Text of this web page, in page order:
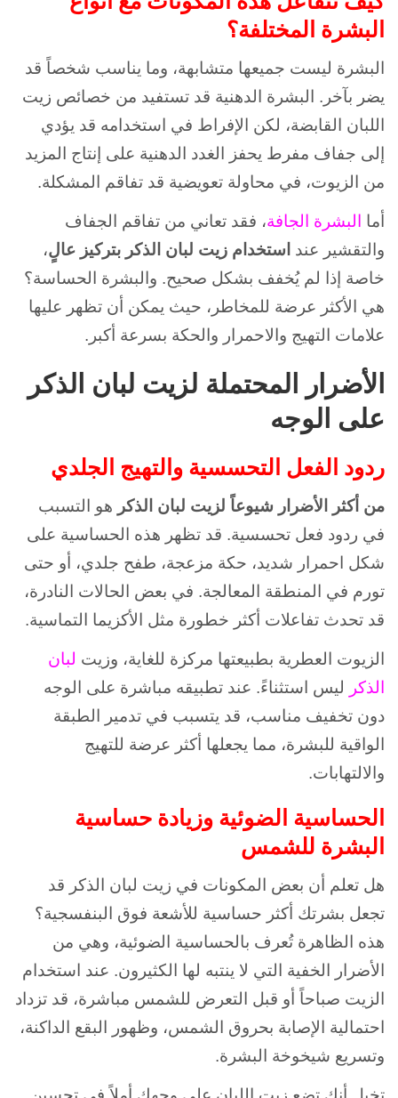
البشرة المختلفة؟
البشرة ليست جميعها متشابهة، وما يناسب شخصاً قد
يضر بآخر. البشرة الدهنية قد تستفيد من خصائص زيت
اللبان القابضة، لكن الإفراط في استخدامه قد يؤدي
إلى جفاف مفرط يحفز الغدد الدهنية على إنتاج المزيد
من الزيوت، في محاولة تعويضية قد تفاقم المشكلة.
أما البشرة الجافة، فقد تعاني من تفاقم الجفاف
والتقشير عند استخدام زيت لبان الذكر بتركيز عالٍ،
خاصة إذا لم يُخفف بشكل صحيح. والبشرة الحساسة؟
هي الأكثر عرضة للمخاطر، حيث يمكن أن تظهر عليها
علامات التهيج والاحمرار والحكة بسرعة أكبر.
الأضرار المحتملة لزيت لبان الذكر
على الوجه
ردود الفعل التحسسية والتهيج الجلدي
من أكثر الأضرار شيوعاً لزيت لبان الذكر هو التسبب
في ردود فعل تحسسية. قد تظهر هذه الحساسية على
شكل احمرار شديد، حكة مزعجة، طفح جلدي، أو حتى
تورم في المنطقة المعالجة. في بعض الحالات النادرة،
قد تحدث تفاعلات أكثر خطورة مثل الأكزيما التماسية.
الزيوت العطرية بطبيعتها مركزة للغاية، وزيت لبان
الذكر
ليس استثناءً. عند تطبيقه مباشرة على الوجه
دون تخفيف مناسب، قد يتسبب في تدمير الطبقة
الواقية للبشرة، مما يجعلها أكثر عرضة للتهيج
والالتهابات.
الحساسية الضوئية وزيادة حساسية
البشرة للشمس
هل تعلم أن بعض المكونات في زيت لبان الذكر قد
تجعل بشرتك أكثر حساسية للأشعة فوق البنفسجية؟
هذه الظاهرة تُعرف بالحساسية الضوئية، وهي من
الأضرار الخفية التي لا ينتبه لها الكثيرون. عند استخدام
الزيت صباحاً أو قبل التعرض للشمس مباشرة، قد تزداد
احتمالية الإصابة بحروق الشمس، وظهور البقع الداكنة،
وتسريع شيخوخة البشرة.